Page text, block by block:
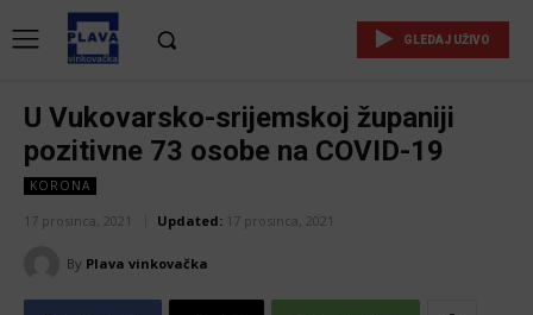
GLEDAJ UŽIVO
U Vukovarsko-srijemskoj županiji
pozitivne 73 osobe na COVID-19
KORONA
17 prosinca, 2021 Updated: 17 prosinca, 2021
By Plava vinkovačka